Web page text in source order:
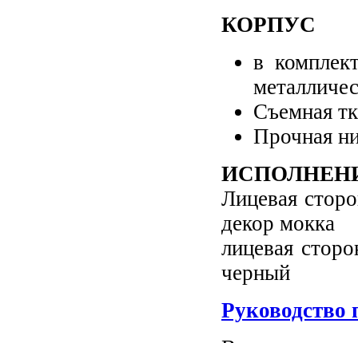
КОРПУС
в
Съемная
Прочная
Лицевая
декор мокка
лицевая
черный
Руководство